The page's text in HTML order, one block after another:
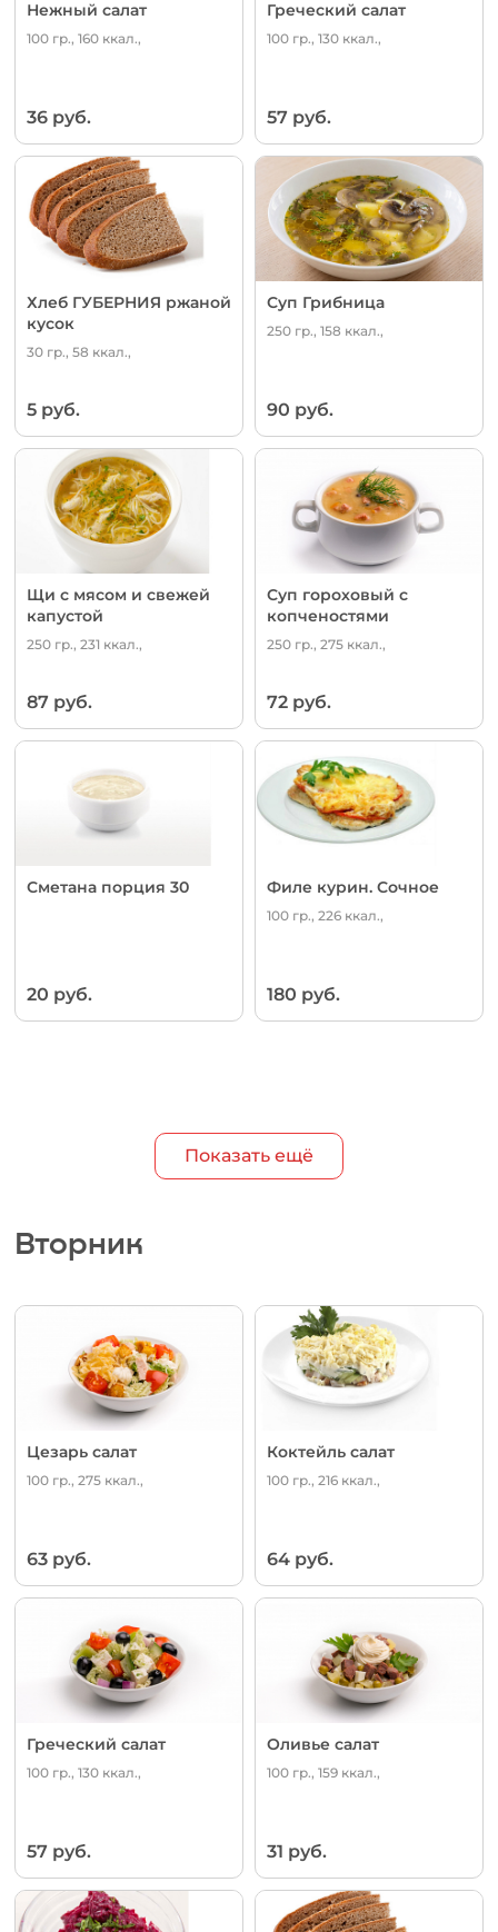
Нежный салат
100 гр., 160 ккал.,
36 руб.
Греческий салат
100 гр., 130 ккал.,
57 руб.
Хлеб ГУБЕРНИЯ ржаной
кусок
30 гр., 58 ккал.,
5 руб.
Суп Грибница
250 гр., 158 ккал.,
90 руб.
Щи с мясом и свежей
капустой
250 гр., 231 ккал.,
87 руб.
Суп гороховый с
копченостями
250 гр., 275 ккал.,
72 руб.
Сметана порция 30
20 руб.
Филе курин. Сочное
100 гр., 226 ккал.,
180 руб.
Показать ещё
Вторник
Цезарь салат
100 гр., 275 ккал.,
63 руб.
Коктейль салат
100 гр., 216 ккал.,
64 руб.
Греческий салат
100 гр., 130 ккал.,
57 руб.
Оливье салат
100 гр., 159 ккал.,
31 руб.